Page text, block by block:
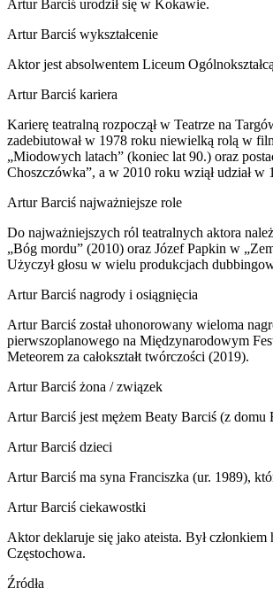
Artur Barciś urodził się w Kokawie.
Artur Barciś wykształcenie
Aktor jest absolwentem Liceum
Artur Barciś kariera
Karierę teatralną rozpoczął w Teatrze na
zadebiutował w 1978 roku niewielką rolą w
„Miodowych latach” (koniec lat 90.) oraz
Choszczówka”, a w 2010 roku wziął udział
Artur Barciś najważniejsze role
Do najważniejszych ról teatralnych aktora
„Bóg mordu” (2010) oraz Józef Papkin w
Użyczył głosu w wielu produkcjach
Artur Barciś nagrody i osiągnięcia
Artur Barciś został uhonorowany wieloma
pierwszoplanowego na Międzynarodowym
Meteorem za całokształt twórczości (2019).
Artur Barciś żona / związek
Artur Barciś jest mężem Beaty Barciś (z domu
Artur Barciś dzieci
Artur Barciś ma syna Franciszka (ur. 1989),
Artur Barciś ciekawostki
Aktor deklaruje się jako ateista. Był
Częstochowa.
Źródła